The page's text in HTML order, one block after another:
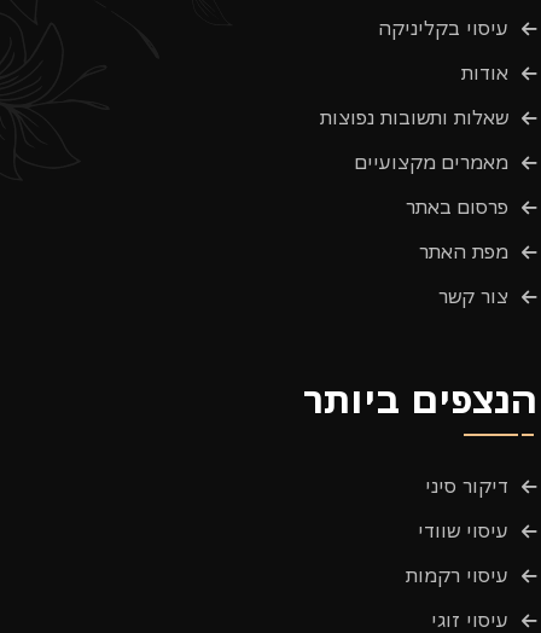
עיסוי בקליניקה
אודות
שאלות ותשובות נפוצות
מאמרים מקצועיים
פרסום באתר
מפת האתר
צור קשר
הנצפים ביותר
דיקור סיני
עיסוי שוודי
עיסוי רקמות
עיסוי זוגי